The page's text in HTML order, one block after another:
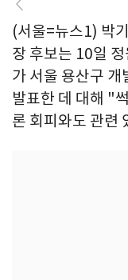
(서울=뉴스1) 박
장 후보는 10일
가 서울 용산구 개
발표한 데 대해 "
론 회피와도 관련